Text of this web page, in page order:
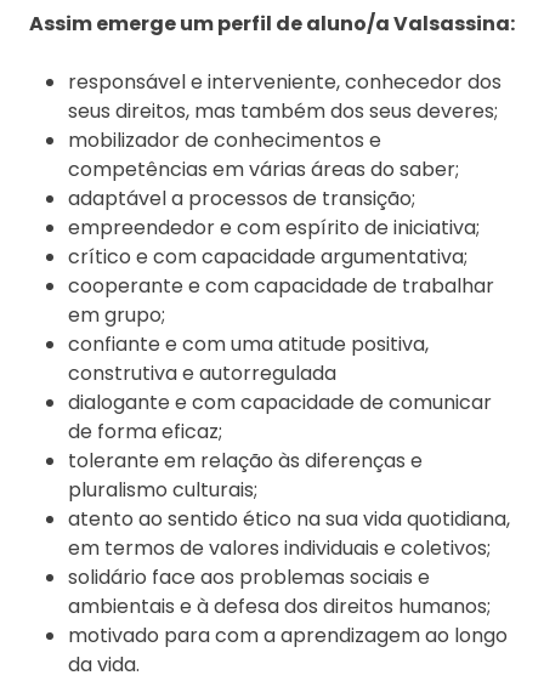
Assim emerge um perfil de aluno/a Valsassina:
responsável e interveniente, conhecedor dos
seus direitos, mas também dos seus deveres;
mobilizador de conhecimentos e
competências em várias áreas do saber;
adaptável a processos de transição;
empreendedor e com espírito de iniciativa;
crítico e com capacidade argumentativa;
cooperante e com capacidade de trabalhar
em grupo;
confiante e com uma atitude positiva,
construtiva e autorregulada
dialogante e com capacidade de comunicar
de forma eficaz;
tolerante em relação às diferenças e
pluralismo culturais;
atento ao sentido ético na sua vida quotidiana,
em termos de valores individuais e coletivos;
solidário face aos problemas sociais e
ambientais e à defesa dos direitos humanos;
motivado para com a aprendizagem ao longo
da vida.